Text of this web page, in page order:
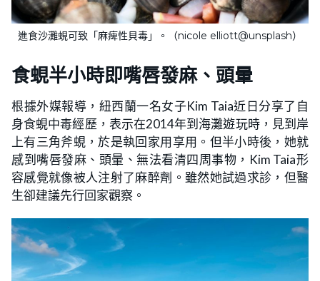
進食沙灘蜆可致「麻痺性貝毒」。（nicole elliott@unsplash）
食蜆半小時即嘴唇發麻、頭暈
根據外媒報導，紐西蘭一名女子Kim Taia近日分享了自
身食蜆中毒經歷，表示在2014年到海灘遊玩時，見到岸
上有三角斧蜆，於是執回家用享用。但半小時後，她就
感到嘴唇發麻、頭暈、無法看清四周事物，Kim Taia形
容感覺就像被人注射了麻醉劑。雖然她試過求診，但醫
生卻建議先行回家觀察。